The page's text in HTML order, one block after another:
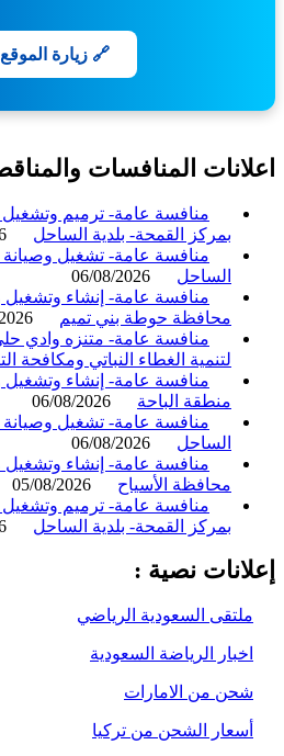
🔗 زيارة الموقع الآن
المنافسات
منافسة عامة- ترميم وتشغيل
بمركز القمحة- بلدية الساحل
2026
منافسة عامة- تشغيل وصيانة ملعب
الساحل
06/08/2026
منافسة عامة- إنشاء وتشغيل
محافظة حوطة بني تميم
08/2026
منافسة عامة- متنزه وادي حلي
لتنمية الغطاء النباتي ومكافحة التصحر
منطقة الباحة
06/08/2026
منافسة عامة- تشغيل وصيانة ملعب
الساحل
06/08/2026
منافسة عامة- إنشاء وتشغيل
محافظة الأسياح
05/08/2026
منافسة عامة- ترميم وتشغيل
بمركز القمحة- بلدية الساحل
2026
نصية :
السعودية الرياضي
الرياضة السعودية
من الامارات
الشحن من تركيا